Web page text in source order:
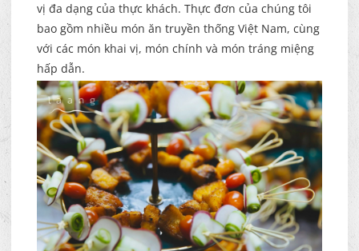
vị đa dạng của thực khách. Thực đơn của chúng tôi
bao gồm nhiều món ăn truyền thống Việt Nam, cùng
với các món khai vị, món chính và món tráng miệng
hấp dẫn.